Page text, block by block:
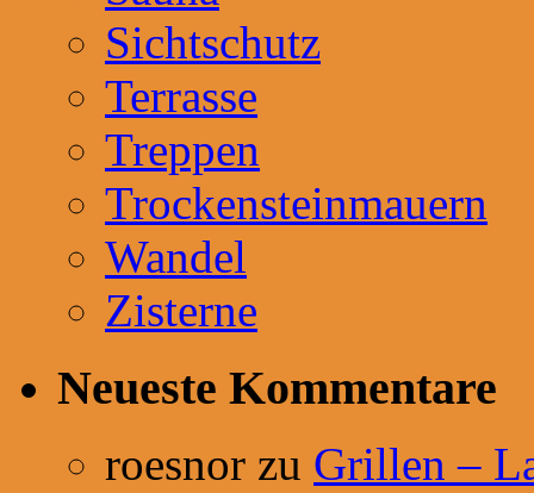
Sichtschutz
Terrasse
Treppen
Trockensteinmauern
Wandel
Zisterne
Neueste Kommentare
roesnor zu Grillen –